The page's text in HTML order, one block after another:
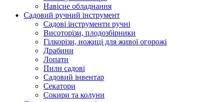
Навісне обладнання
Садовий ручний інструмент
Cадові інструменти ручні
Висоторізи, плодозбірники
Гілкорізи, ножиці для живої огорожі
Драбини
Лопати
Пили садові
Садовий інвентар
Секатори
Сокири та колуни